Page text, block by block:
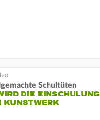
Schultüten
DIE EINSCHULUNG
KUNSTWERK